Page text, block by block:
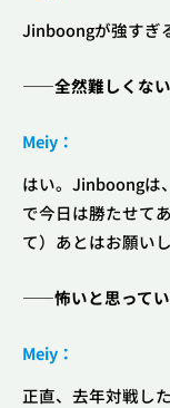
Jinboongが強すぎ
――全然難しくない
Meiy：
はい。Jinboongは
で今日は勝たせて
て）あとはお願いし
――怖いと思ってい
Meiy：
正直、去年対戦し